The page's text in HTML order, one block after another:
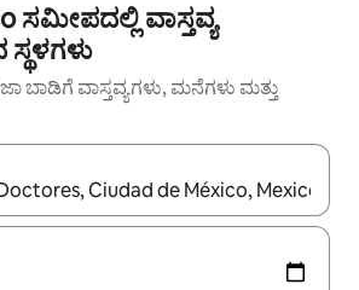
ಸಮೀಪದಲ್ಲಿ ವಾಸ್ತವ್ಯ
ಬಾಡಿಗೆ ವಾಸ್ತವ್ಯಗಳು, ಮನೆಗಳು ಮತ್ತು
ಅಪ್ ಮತ್ತು ಡೌನ್ ಬಾಣದ ಕೀಲಿಗಳೊಂದಿಗೆ